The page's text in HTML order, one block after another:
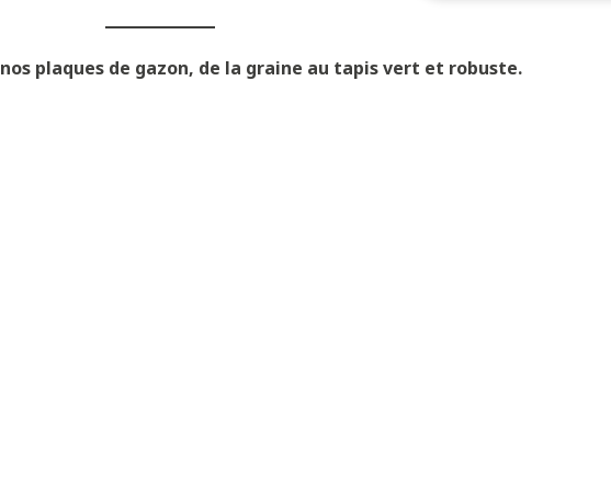
plaques de gazon, de la graine au tapis vert et robuste.